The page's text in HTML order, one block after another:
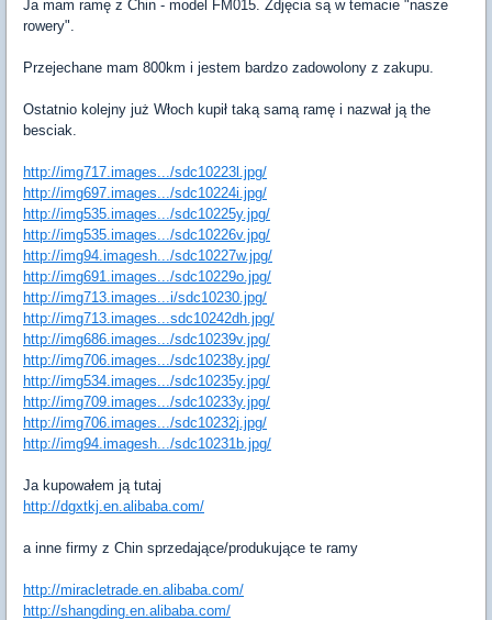
Ja mam ramę z Chin - model FM015. Zdjęcia są w temacie "nasze
rowery".
Przejechane mam 800km i jestem bardzo zadowolony z zakupu.
Ostatnio kolejny już Włoch kupił taką samą ramę i nazwał ją the
besciak.
http://img717.images.../sdc10223l.jpg/
http://img697.images.../sdc10224i.jpg/
http://img535.images.../sdc10225y.jpg/
http://img535.images.../sdc10226v.jpg/
http://img94.imagesh.../sdc10227w.jpg/
http://img691.images.../sdc10229o.jpg/
http://img713.images...i/sdc10230.jpg/
http://img713.images...sdc10242dh.jpg/
http://img686.images.../sdc10239v.jpg/
http://img706.images.../sdc10238y.jpg/
http://img534.images.../sdc10235y.jpg/
http://img709.images.../sdc10233y.jpg/
http://img706.images.../sdc10232j.jpg/
http://img94.imagesh.../sdc10231b.jpg/
Ja kupowałem ją tutaj
http://dgxtkj.en.alibaba.com/
a inne firmy z Chin sprzedające/produkujące te ramy
http://miracletrade.en.alibaba.com/
http://shangding.en.alibaba.com/